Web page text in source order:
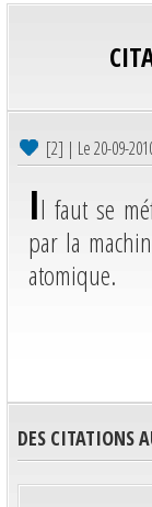
[2] | Le 20-09-
Il faut se
par la
atomique.
DES CITATIONS